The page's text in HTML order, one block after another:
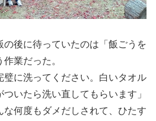
の後に待っていたのは「飯ごうを
業だった。
璧に洗ってください。白いタオル
いたら洗い直してもらいます」
な何度もダメだしされて、ひたす